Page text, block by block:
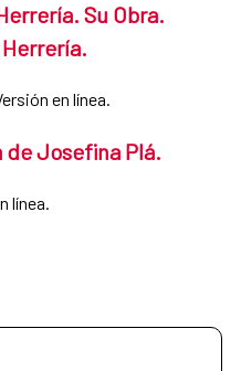
Su Obra.
en línea.
de Josefina Plá.
línea.